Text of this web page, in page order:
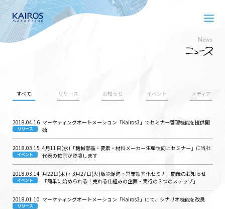
News
すべて リリース お知らせ イベント メディア
2018.04.16
リリース
マーケティングオートメーション「Kairos3」でセミナー管理機能を提供開
始
2018.03.15
イベント
4月11日(水)「機械部品・要素・材料メーカー生産性向上セミナー」に当社
代表の佐宗が登壇します
2018.03.14
イベント
月22日(木)・3月27日(火)販売促進・営業効率化セミナー開催のお知らせ
「簡単に始められる！売れる仕組みの企画・実行の３つのステップ」
2018.01.10
リリース
マーケティングオートメーション「Kairos3」にて、シナリオ機能を改良